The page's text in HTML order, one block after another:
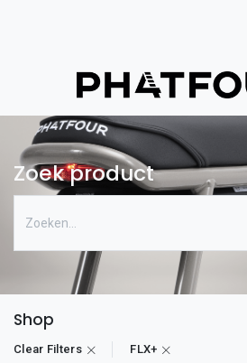
Zoek product
Shop
Clear Filters FLX+